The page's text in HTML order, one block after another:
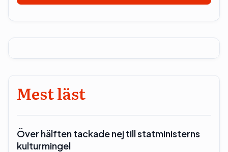
Mest läst
Över hälften tackade nej till statministerns
kulturmingel